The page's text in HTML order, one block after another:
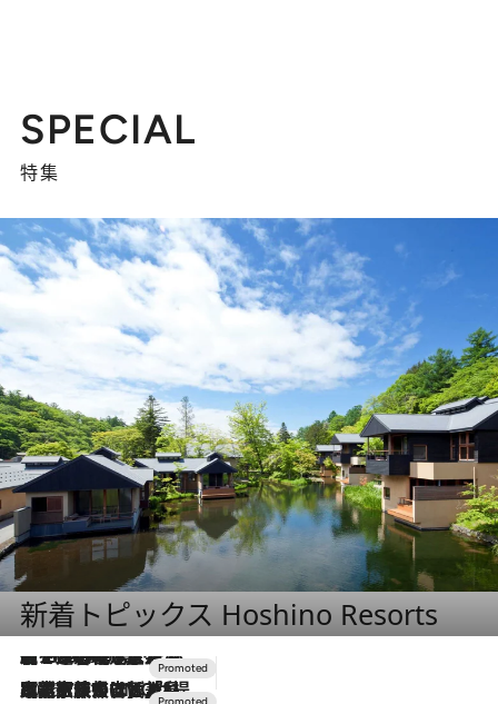
SPECIAL
特集
新着トピックス Hoshino Resorts
2026.8.7
【トンボの足水浴】ヒノキの香りに包まれて涼感マックス！約13℃の湧水かけ流しを避暑地「星野温泉 トンボの湯」で体験
2026.7.31
【ホテル帰省】という選択肢をOMOが提案。家族とほどよい距離を保つには「昼は実家、夜は気兼ねなくホテルで！」